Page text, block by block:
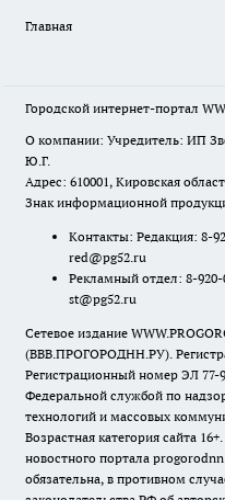
Главная
Городской интернет-портал
О компании: Учредитель: ИП
Ю.Г.
Адрес: 610001, Кировская
Знак информационной
Контакты: Редакция: 8-
red@pg52.ru
Рекламный отдел: 8-
st@pg52.ru
Сетевое издание
(ВВВ.ПРОГОРОДНН.РУ).
Регистрационный номер ЭЛ 77-
Федеральной службой по
технологий и массовых
Возрастная категория сайта
новостного портала
обязательна, в противном